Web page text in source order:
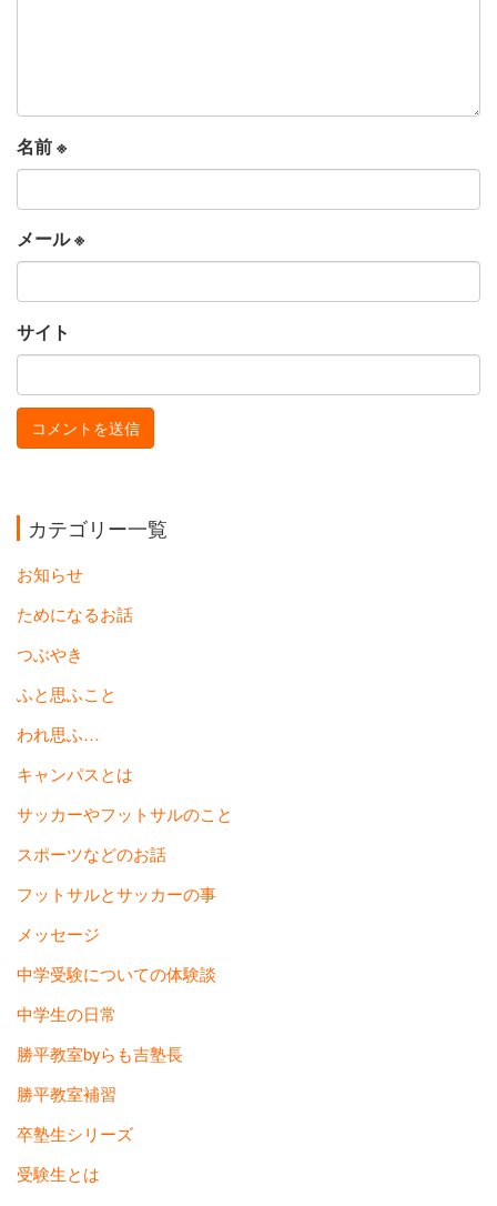
名前※
メール※
サイト
カテゴリー一覧
お知らせ
ためになるお話
つぶやき
ふと思ふこと
われ思ふ…
キャンパスとは
サッカーやフットサルのこと
スポーツなどのお話
フットサルとサッカーの事
メッセージ
中学受験についての体験談
中学生の日常
勝平教室byらも吉塾長
勝平教室補習
卒塾生シリーズ
受験生とは